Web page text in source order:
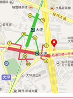
重庆信同广告有限公司 渝沙
重庆三虹房地产营销策划
重庆全景信息技术有限公司
重庆麦克斯韦电气技术有限
重庆市罗云科技有限公司 渝
重庆科米克商贸有限责任公
重庆瑾崇进出口贸易有限公
加洲
【加洲印象海鲜折】_美团
【加洲KTV团购】加洲
重庆加洲宾馆预订_重庆加
加洲光两房朝南,石家庄加
加洲的古城堡_风景_POCO
松树桥代办执照
重庆市商标变更代理|商标
《途牛发》浪游冲绳感受